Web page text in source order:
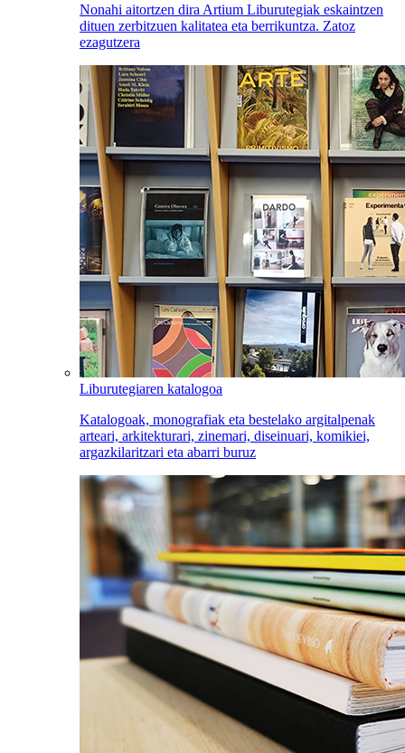
Nonahi aitortzen dira Artium Liburutegiak eskaintzen
dituen zerbitzuen kalitatea eta berrikuntza. Zatoz
ezagutzera
Liburutegiaren katalogoa
Katalogoak, monografiak eta bestelako argitalpenak
arteari, arkitekturari, zinemari, diseinuari, komikiei,
argazkilaritzari eta abarri buruz